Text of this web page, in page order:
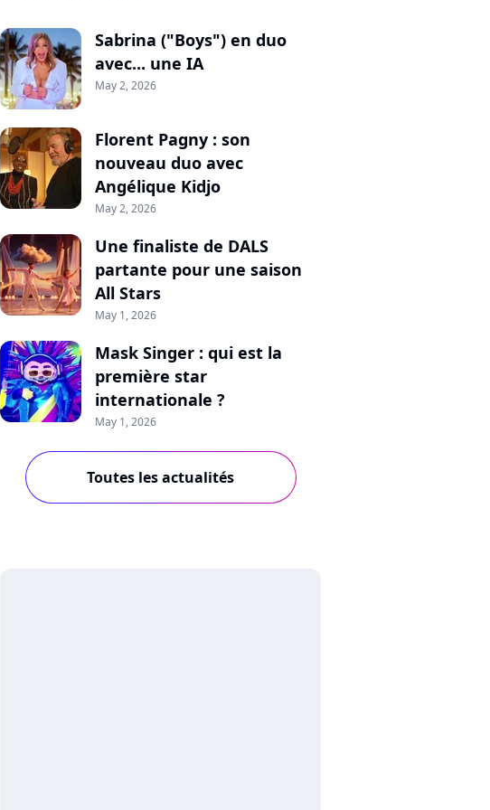
Sabrina ("Boys") en duo
avec... une IA
May 2, 2026
Florent Pagny : son
nouveau duo avec
Angélique Kidjo
May 2, 2026
Une finaliste de DALS
partante pour une saison
All Stars
May 1, 2026
Mask Singer : qui est la
première star
internationale ?
May 1, 2026
Toutes les actualités